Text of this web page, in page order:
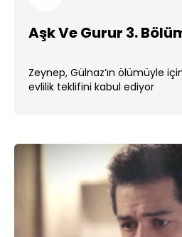
Aşk Ve Gurur 3.
Zeynep, Gülnaz’ın ölümüyle
evlilik teklifini kabul ediyor